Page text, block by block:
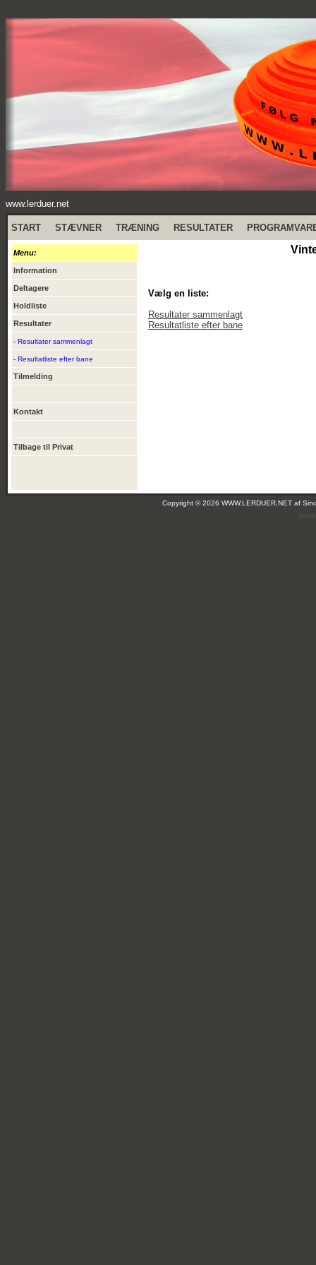
www.lerduer.net
START STÆVNER TRÆNING RESULTATER
Menu:
Information
Deltagere
Holdliste
Resultater
- Resultater sammenlagt
- Resultatliste efter bane
Tilmelding
Kontakt
Tilbage til Privat
Vælg en liste:
Resultater sammenlagt
Resultatliste efter bane
Copyright © 2026 WWW.LERDUER.NET af